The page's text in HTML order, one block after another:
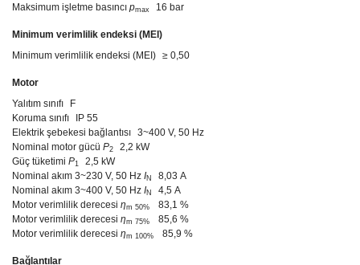
Maksimum işletme basıncı pmax 16 bar
Minimum verimlilik endeksi (MEI)
Minimum verimlilik endeksi (MEI) ≥ 0,50
Motor
Yalıtım sınıfı
F
Koruma sınıfı
IP 55
Elektrik şebekesi bağlantısı 3~400 V, 50 Hz
Nominal motor gücü P2
2,2 kW
Güç tüketimi P1
2,5 kW
Nominal akım 3~230 V, 50 Hz IN
8,03 A
Nominal akım 3~400 V, 50 Hz IN
4,5 A
Motor verimlilik derecesi ηm 50%
83,1 %
Motor verimlilik derecesi ηm 75%
85,6 %
Motor verimlilik derecesi ηm 100% 85,9 %
Bağlantılar